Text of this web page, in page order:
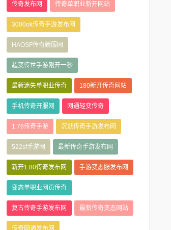
传奇发布网 传奇单职业新开网站
3000ok传奇手游发布网
HAOSF传奇新服网
超变传世手游刚开一秒
最新迷失单职业传奇 180新开传奇网站
手机传奇开服网 网通轻变传奇
1.76传奇手游 沉默传奇手游发布网
522sf手游网 最新传奇手游发布网
新开1.80传奇发布网 手游变态服发布网
变态单职业网页传奇
复古传奇手游发布网 最新传奇变态网站
传奇网通发布网